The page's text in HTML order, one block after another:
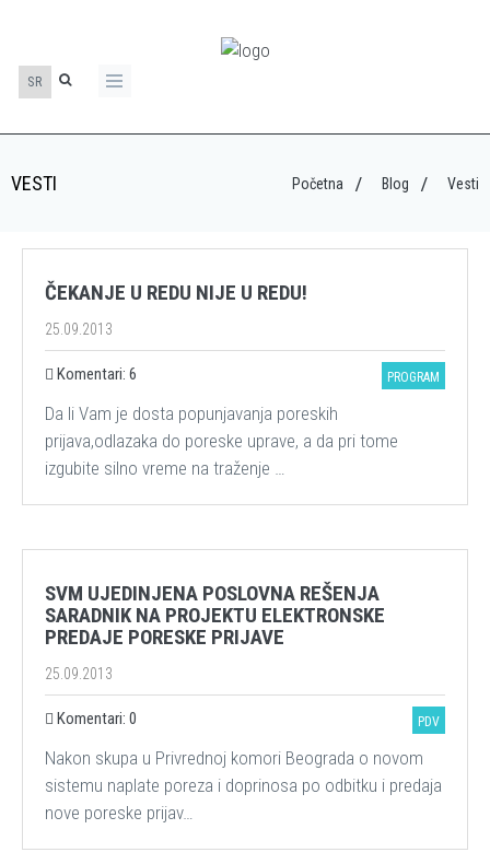
SR
VESTI Početna Blog Vesti
ČEKANJE U REDU NIJE U REDU!
25.09.2013
Komentari: 6 PROGRAM
Da li Vam je dosta popunjavanja poreskih
prijava,odlazaka do poreske uprave, a da pri tome
izgubite silno vreme na traženje …
SVM UJEDINJENA POSLOVNA REŠENJA
SARADNIK NA PROJEKTU ELEKTRONSKE
PREDAJE PORESKE PRIJAVE
25.09.2013
Komentari: 0 PDV
Nakon skupa u Privrednoj komori Beograda o novom
sistemu naplate poreza i doprinosa po odbitku i predaja
nove poreske prijav…